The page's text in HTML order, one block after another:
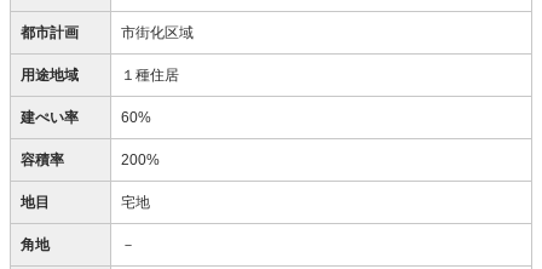
都市計画 市街化区域
用途地域 １種住居
建ぺい率 60%
容積率 200%
地目 宅地
角地 －